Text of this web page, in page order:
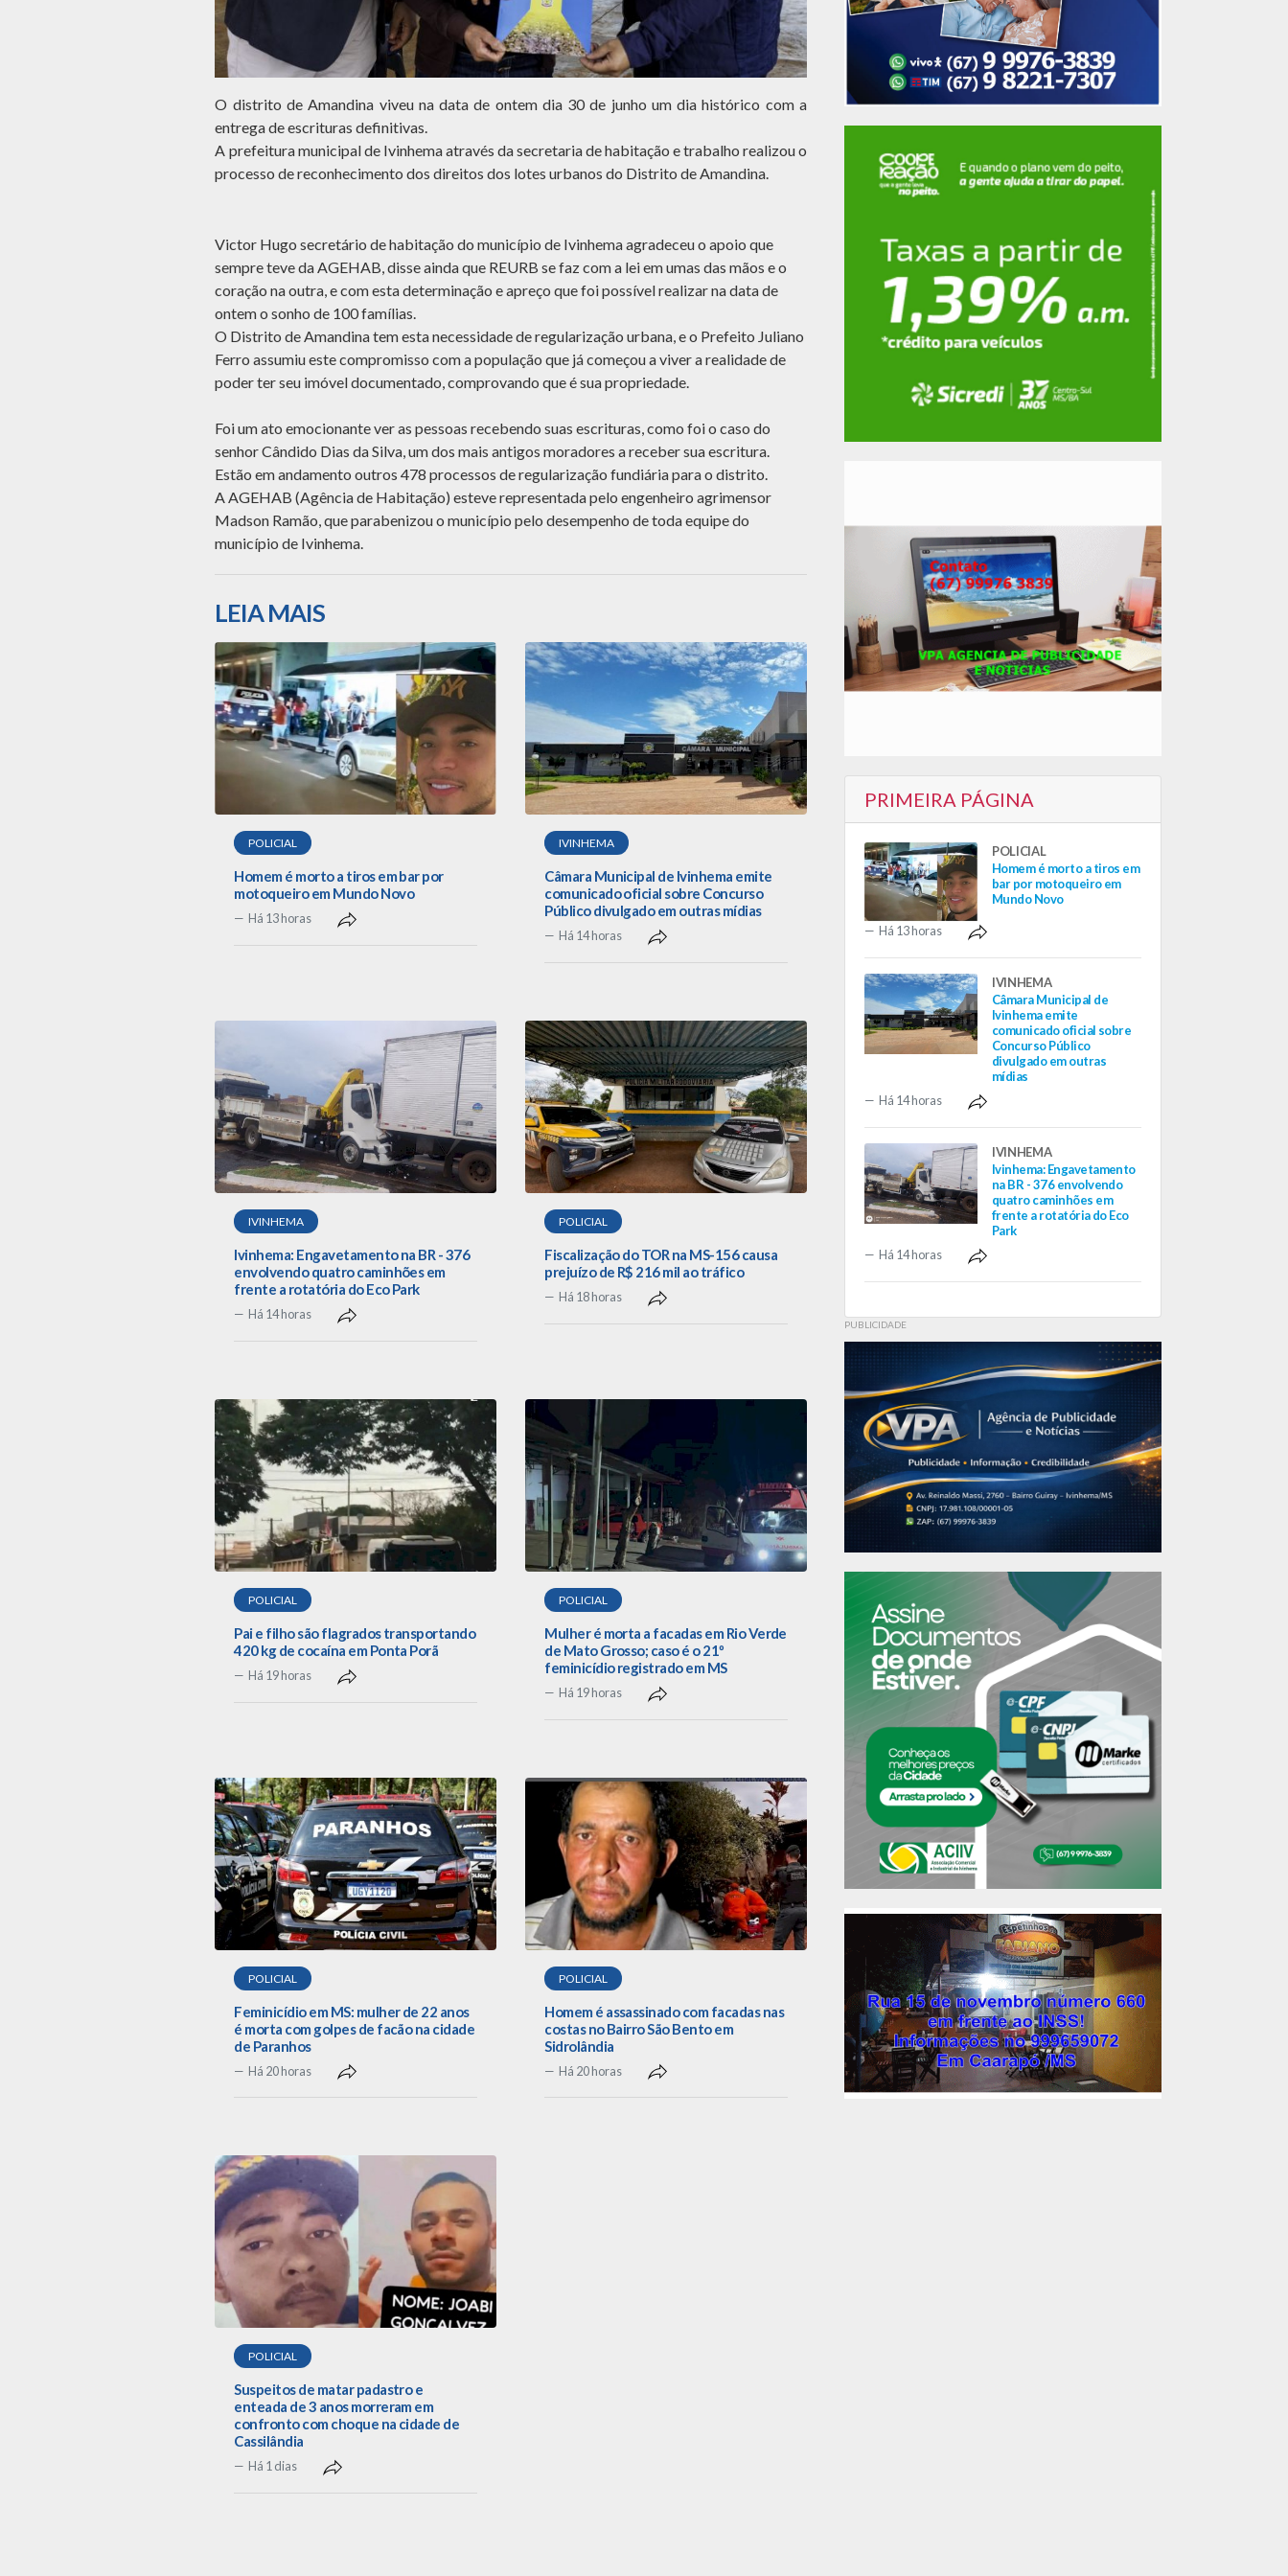
O distrito de Amandina viveu na data de ontem dia 30 de junho um dia histórico com a
entrega de escrituras definitivas.
A prefeitura municipal de Ivinhema através da secretaria de habitação e trabalho realizou o
processo de reconhecimento dos direitos dos lotes urbanos do Distrito de Amandina.
Victor Hugo secretário de habitação do município de Ivinhema agradeceu o apoio que
sempre teve da AGEHAB, disse ainda que REURB se faz com a lei em umas das mãos e o
coração na outra, e com esta determinação e apreço que foi possível realizar na data de
ontem o sonho de 100 famílias.
O Distrito de Amandina tem esta necessidade de regularização urbana, e o Prefeito Juliano
Ferro assumiu este compromisso com a população que já começou a viver a realidade de
poder ter seu imóvel documentado, comprovando que é sua propriedade.
Foi um ato emocionante ver as pessoas recebendo suas escrituras, como foi o caso do
senhor Cândido Dias da Silva, um dos mais antigos moradores a receber sua escritura.
Estão em andamento outros 478 processos de regularização fundiária para o distrito.
A AGEHAB (Agência de Habitação) esteve representada pelo engenheiro agrimensor
Madson Ramão, que parabenizou o município pelo desempenho de toda equipe do
município de Ivinhema.
LEIA MAIS
POLICIAL
Homem é morto a tiros em bar por
motoqueiro em Mundo Novo
Há 13 horas
IVINHEMA
Câmara Municipal de Ivinhema emite
comunicado oficial sobre Concurso
Público divulgado em outras mídias
Há 14 horas
IVINHEMA
Ivinhema: Engavetamento na BR - 376
envolvendo quatro caminhões em
frente a rotatória do Eco Park
Há 14 horas
POLICIAL
Fiscalização do TOR na MS-156 causa
prejuízo de R$ 216 mil ao tráfico
Há 18 horas
POLICIAL
Pai e filho são flagrados transportando
420 kg de cocaína em Ponta Porã
Há 19 horas
POLICIAL
Mulher é morta a facadas em Rio Verde
de Mato Grosso; caso é o 21º
feminicídio registrado em MS
Há 19 horas
POLICIAL
Feminicídio em MS: mulher de 22 anos
é morta com golpes de facão na cidade
de Paranhos
Há 20 horas
POLICIAL
Homem é assassinado com facadas nas
costas no Bairro São Bento em
Sidrolândia
Há 20 horas
POLICIAL
Suspeitos de matar padastro e
enteada de 3 anos morreram em
confronto com choque na cidade de
Cassilândia
Há 1 dias
PRIMEIRA PÁGINA
POLICIAL
Homem é morto a tiros em
bar por motoqueiro em
Mundo Novo
Há 13 horas
IVINHEMA
Câmara Municipal de
Ivinhema emite
comunicado oficial sobre
Concurso Público
divulgado em outras
mídias
Há 14 horas
IVINHEMA
Ivinhema: Engavetamento
na BR - 376 envolvendo
quatro caminhões em
frente a rotatória do Eco
Park
Há 14 horas
PUBLICIDADE